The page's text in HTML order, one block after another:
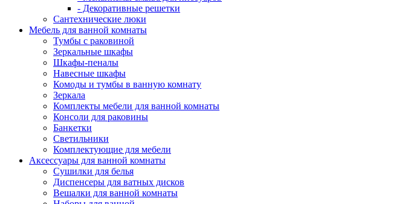
- Декоративные решетки
Сантехнические люки
Мебель для ванной комнаты
Тумбы с раковиной
Зеркальные шкафы
Шкафы-пеналы
Навесные шкафы
Комоды и тумбы в ванную комнату
Зеркала
Комплекты мебели для ванной комнаты
Консоли для раковины
Банкетки
Светильники
Комплектующие для мебели
Аксессуары для ванной комнаты
Сушилки для белья
Диспенсеры для ватных дисков
Вешалки для ванной комнаты